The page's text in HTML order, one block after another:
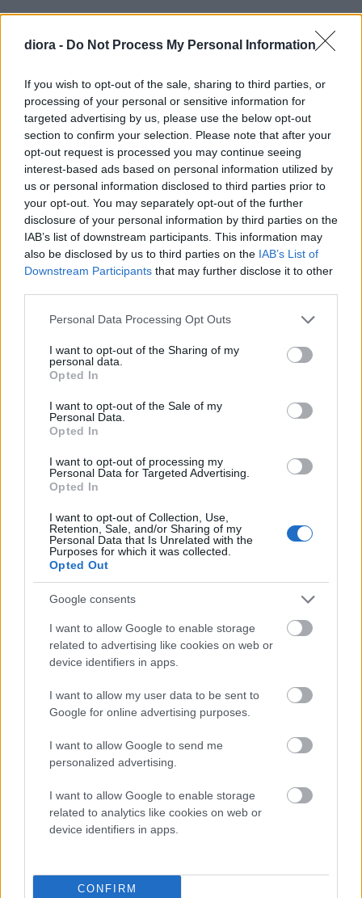
diora - Do Not Process My Personal Information
If you wish to opt-out of the sale, sharing to third parties, or
processing of your personal or sensitive information for
targeted advertising by us, please use the below opt-out
section to confirm your selection. Please note that after your
opt-out request is processed you may continue seeing
interest-based ads based on personal information utilized by
us or personal information disclosed to third parties prior to
your opt-out. You may separately opt-out of the further
disclosure of your personal information by third parties on the
IAB’s list of downstream participants. This information may
also be disclosed by us to third parties on the IAB’s List of
Downstream Participants that may further disclose it to other
Please note that this website/app uses one or more Google
not limited to your visit or usage behaviour. You may click to
grant or deny consent to Google and its third-party tags to
use your data for below specified purposes in below Google
consent section.
Personal Data Processing Opt Outs
I want to opt-out of the Sharing of my
personal data.
Opted In
I want to opt-out of the Sale of my
Personal Data.
Opted In
I want to opt-out of processing my
Personal Data for Targeted Advertising.
Opted In
I want to opt-out of Collection, Use,
Retention, Sale, and/or Sharing of my
Personal Data that Is Unrelated with the
Purposes for which it was collected.
Opted Out
Google consents
I want to allow Google to enable storage
related to advertising like cookies on web or
device identifiers in apps.
I want to allow my user data to be sent to
Google for online advertising purposes.
I want to allow Google to send me
personalized advertising.
I want to allow Google to enable storage
related to analytics like cookies on web or
device identifiers in apps.
CONFIRM
απόχρωση. Έχουν κομψό σχεδιασμό σε σχήμα στενόμακρου φύλλου με
μια minimal αλλά και statement boho αισθητική που αναδεικνύει κάθε
εμφάνιση
Οδηγός Μεγεθών
Οδηγός Μεγεθών
ΜΈΓΕΘΟΣ ΣΤΉΘΟΣ (CM) ΜΈΣΗ (CM) ΠΕΡΙΦΈΡΕΙΑ (CM)
84-88 64-68 90-94
88-92 68-72 94-98
Πληρωμές & Αποστολή
Τρόποι Πληρωμής
Αντικαταβολή (κόστος 1€)
Τραπεζική κατάθεση (η αποστολή γίνεται μετά την επιβεβαίωση
πληρωμής)
Αποστολές σε Ελλάδα & Κύπρο
Box Now (κόστος 3.5€)
Δωρεάν μεταφορικά για αγορές άνω των 60€
Επιστροφές
Δυνατότητα επιστροφής εντός 14 ημερών
Τα προϊόντα πρέπει να είναι αφόρετα, άθικτα και με τα ταμπελάκια τους
Επιστροφή χρημάτων μέσω τραπεζικής κατάθεσης (έως 14 εργάσιμες)
Σχετικά προϊόντα
επιχρυσωμενη
15.00€
Ζιργκόν